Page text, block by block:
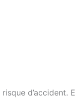
d’accident.